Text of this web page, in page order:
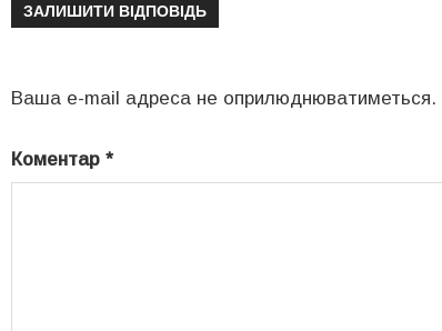
ЗАЛИШИТИ ВІДПОВІДЬ
Ваша e-mail адреса не оприлюднюватиметься.
Коментар *